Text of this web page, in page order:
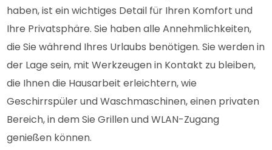
haben, ist ein wichtiges Detail für Ihren Komfort und
Ihre Privatsphäre. Sie haben alle Annehmlichkeiten,
die Sie während Ihres Urlaubs benötigen. Sie werden in
der Lage sein, mit Werkzeugen in Kontakt zu bleiben,
die Ihnen die Hausarbeit erleichtern, wie
Geschirrspüler und Waschmaschinen, einen privaten
Bereich, in dem Sie Grillen und WLAN-Zugang
genießen können.